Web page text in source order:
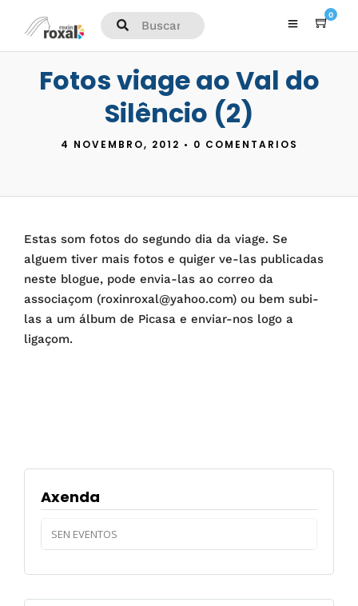
0
Fotos viage ao Val do
Silêncio (2)
4 NOVEMBRO, 2012 • 0 COMENTARIOS
Estas som fotos do segundo dia da viage. Se
alguem tiver mais fotos e quiger ve-las publicadas
neste blogue, pode envia-las ao correo da
associaçom (roxinroxal@yahoo.com) ou bem subi-
las a um álbum de Picasa e enviar-nos logo a
ligaçom.
Axenda
SEN EVENTOS